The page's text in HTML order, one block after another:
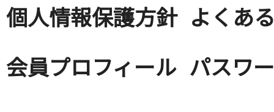
個人情報保護方針 よくあ
会員プロフィール パスワ